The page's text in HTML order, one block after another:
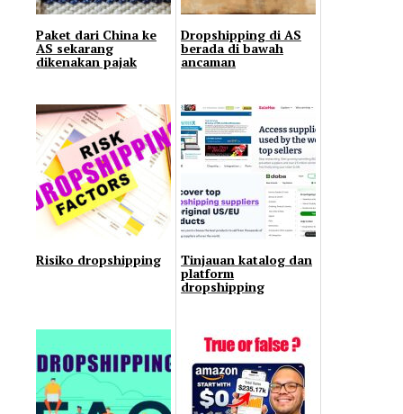
Paket dari China ke
AS sekarang
dikenakan pajak
Dropshipping di AS
berada di bawah
ancaman
Risiko dropshipping Tinjauan katalog dan
platform
dropshipping